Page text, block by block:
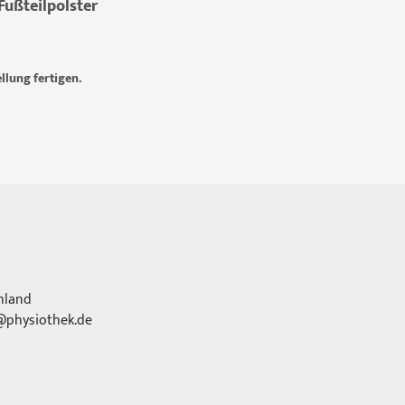
fertigen.